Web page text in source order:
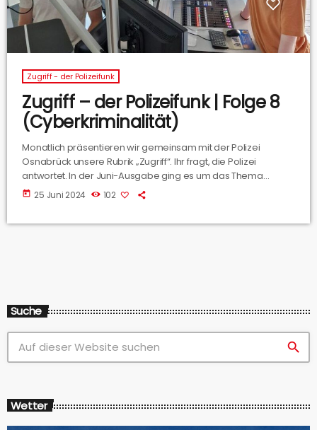
Zugriff - der Polizeifunk
Zugriff – der Polizeifunk | Folge 8
(Cyberkriminalität)
Monatlich präsentieren wir gemeinsam mit der Polizei
Osnabrück unsere Rubrik „Zugriff“. Ihr fragt, die Polizei
antwortet. In der Juni-Ausgabe ging es um das Thema
„Cyberkriminalität. Jannis Gervelmeyer von der
Polizeiinspektion Osnabrück hat Eure Fragen rund zu
today 25 Juni 2024 102
Suche
search
Wetter